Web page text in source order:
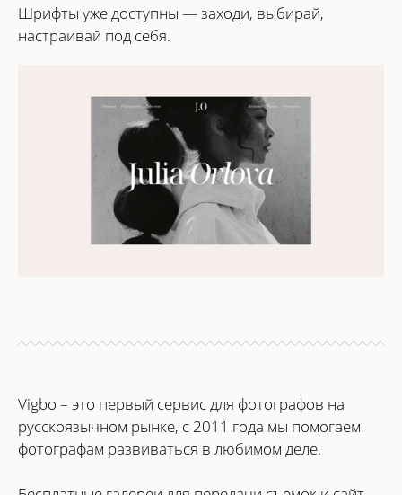
Шрифты уже доступны — заходи, выбирай,
настраивай под себя.
Vigbo – это первый сервис для фотографов на
русскоязычном рынке, с 2011 года мы помогаем
фотографам развиваться в любимом деле.